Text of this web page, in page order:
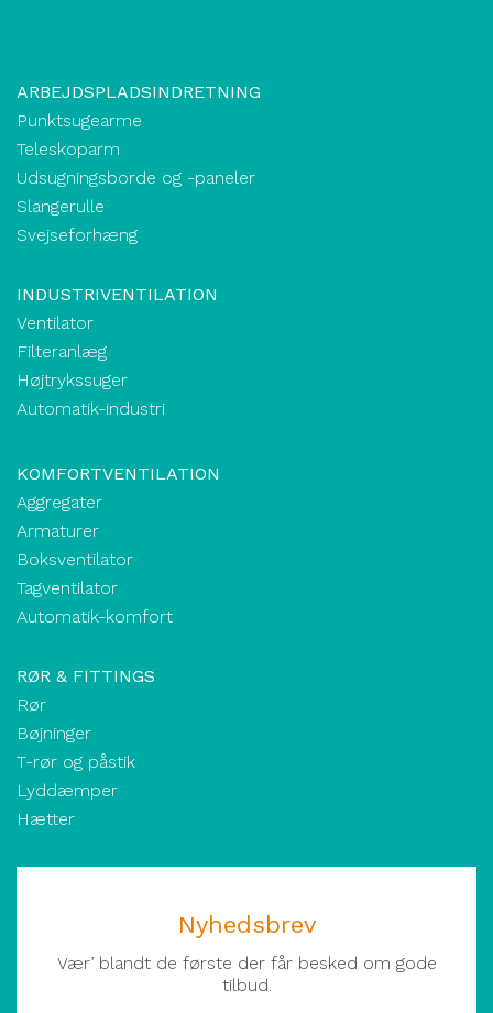
ARBEJDSPLADSINDRETNING
Punktsugearme
Teleskoparm
Udsugningsborde og -paneler
Slangerulle
Svejseforhæng
INDUSTRIVENTILATION
Ventilator
Filteranlæg
Højtrykssuger
Automatik-industri
KOMFORTVENTILATION
Aggregater
Armaturer
Boksventilator
Tagventilator
Automatik-komfort
RØR & FITTINGS
Rør
Bøjninger
T-rør og påstik
Lyddæmper
Hætter
Nyhedsbrev
Vær’ blandt de første der får besked om gode
tilbud.